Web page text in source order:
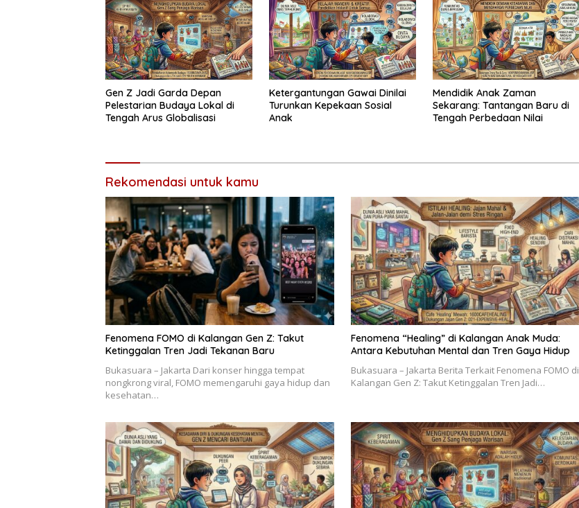
Gen Z Jadi Garda Depan
Pelestarian Budaya Lokal di
Tengah Arus Globalisasi
Ketergantungan Gawai Dinilai
Turunkan Kepekaan Sosial
Anak
Mendidik Anak Zaman
Sekarang: Tantangan Baru di
Tengah Perbedaan Nilai
Rekomendasi untuk kamu
Fenomena FOMO di Kalangan Gen Z: Takut
Ketinggalan Tren Jadi Tekanan Baru
Bukasuara – Jakarta Dari konser hingga tempat
nongkrong viral, FOMO memengaruhi gaya hidup dan
kesehatan…
Fenomena “Healing” di Kalangan Anak Muda:
Antara Kebutuhan Mental dan Tren Gaya Hidup
Bukasuara – Jakarta Berita Terkait Fenomena FOMO di
Kalangan Gen Z: Takut Ketinggalan Tren Jadi…